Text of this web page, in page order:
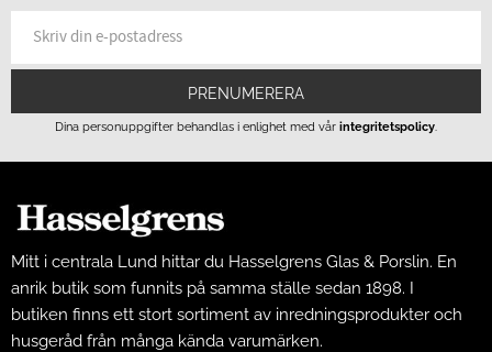
PRENUMERERA
Dina personuppgifter behandlas i enlighet med vår integritetspolicy.
Mitt i centrala Lund hittar du Hasselgrens Glas & Porslin. En
anrik butik som funnits på samma ställe sedan 1898. I
butiken finns ett stort sortiment av inredningsprodukter och
husgeråd från många kända varumärken.